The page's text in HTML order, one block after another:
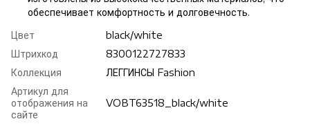
обеспечивает комфортность и долговечность.
Цвет
black/white
Штрихкод
8300122727833
Коллекция
ЛЕГГИНСЫ Fashion
Артикул для
отображения на
сайте
VOBT63518_black/white